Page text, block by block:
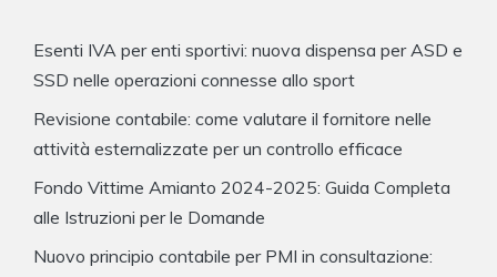
Esenti IVA per enti sportivi: nuova dispensa per ASD e
SSD nelle operazioni connesse allo sport
Revisione contabile: come valutare il fornitore nelle
attività esternalizzate per un controllo efficace
Fondo Vittime Amianto 2024-2025: Guida Completa
alle Istruzioni per le Domande
Nuovo principio contabile per PMI in consultazione: